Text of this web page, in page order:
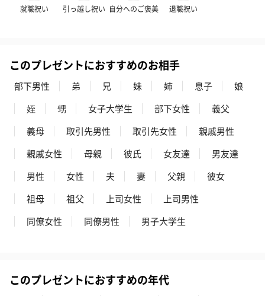
スキンケアグッズを同梱してお届けします。
ハンドクリーム3本セッ
（1,100円）
シャワージェル＆ハン
レープフルーツ）
シャワージェ
リラックスグッズを同梱してお届けします。
就職祝い 引っ越し祝い 自分へのご褒美 退職祝い
このプレゼントにおすすめのお相手
部下男性 弟 兄 妹 姉 息子
娘
姪
甥 女子大学生 部下女性
義父
義母
取引先男性 取引先女性
親戚男性
親戚女性
母親 彼氏 女友達
男友達
男性
女性 夫 妻 父親
彼女
祖母
祖父 上司女性
上司男性
同僚女性
同僚男性 男子大学生
このプレゼントにおすすめの年代